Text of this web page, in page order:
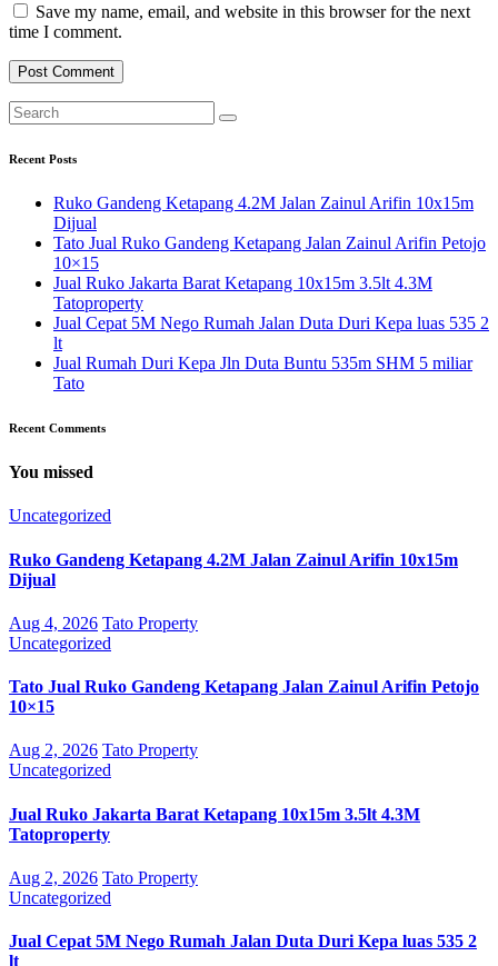
Save my name, email, and website in this browser for the next
time I comment.
Recent Posts
Ruko Gandeng Ketapang 4.2M Jalan Zainul Arifin 10x15m
Dijual
Tato Jual Ruko Gandeng Ketapang Jalan Zainul Arifin Petojo
10×15
Jual Ruko Jakarta Barat Ketapang 10x15m 3.5lt 4.3M
Tatoproperty
Jual Cepat 5M Nego Rumah Jalan Duta Duri Kepa luas 535 2
lt
Jual Rumah Duri Kepa Jln Duta Buntu 535m SHM 5 miliar
Tato
Recent Comments
You missed
Uncategorized
Ruko Gandeng Ketapang 4.2M Jalan Zainul Arifin 10x15m
Dijual
Aug 4, 2026 Tato Property
Uncategorized
Tato Jual Ruko Gandeng Ketapang Jalan Zainul Arifin Petojo
10×15
Aug 2, 2026 Tato Property
Uncategorized
Jual Ruko Jakarta Barat Ketapang 10x15m 3.5lt 4.3M
Tatoproperty
Aug 2, 2026 Tato Property
Uncategorized
Jual Cepat 5M Nego Rumah Jalan Duta Duri Kepa luas 535 2
lt